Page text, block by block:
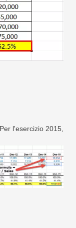
l'esercizio 2015,